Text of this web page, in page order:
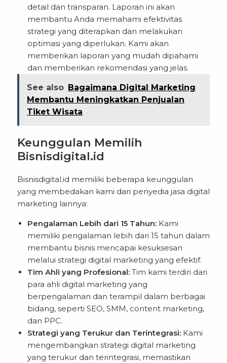
detail dan transparan. Laporan ini akan
membantu Anda memahami efektivitas
strategi yang diterapkan dan melakukan
optimasi yang diperlukan. Kami akan
memberikan laporan yang mudah dipahami
dan memberikan rekomendasi yang jelas.
See also Bagaimana Digital Marketing
Membantu Meningkatkan Penjualan
Tiket Wisata
Keunggulan Memilih
Bisnisdigital.id
Bisnisdigital.id memiliki beberapa keunggulan
yang membedakan kami dari penyedia jasa digital
marketing lainnya:
Pengalaman Lebih dari 15 Tahun: Kami
memiliki pengalaman lebih dari 15 tahun dalam
membantu bisnis mencapai kesuksesan
melalui strategi digital marketing yang efektif.
Tim Ahli yang Profesional: Tim kami terdiri dari
para ahli digital marketing yang
berpengalaman dan terampil dalam berbagai
bidang, seperti SEO, SMM, content marketing,
dan PPC.
Strategi yang Terukur dan Terintegrasi: Kami
mengembangkan strategi digital marketing
yang terukur dan terintegrasi, memastikan